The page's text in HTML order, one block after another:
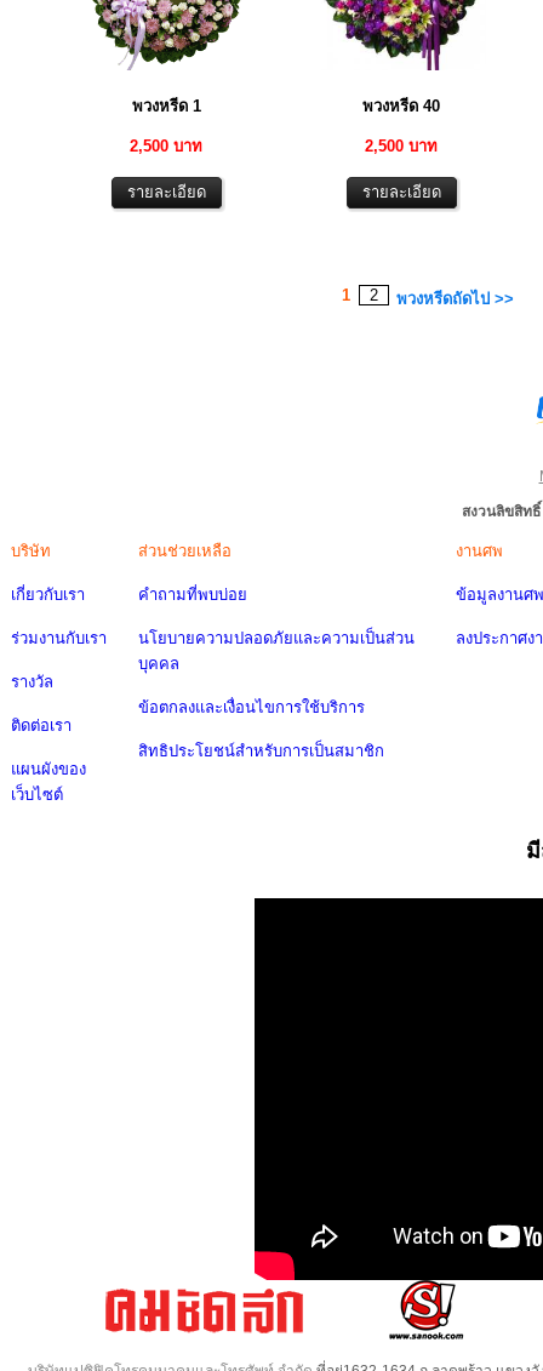
พวงหรีด 1
2,500 บาท
พวงหรีด 40
2,500 บาท
1 2 พวงหรีดถัดไป >>
สงวนลิขสิท
บริษัท
เกี่ยวกับเรา
ร่วมงานกับเรา
รางวัล
ติดต่อเรา
แผนผังของ
เว็บไซต์
ส่วนช่วยเหลือ
คำถามที่พบบ่อย
นโยบายความปลอดภัยและความเป็นส่วน
บุคคล
ข้อตกลงและเงื่อนไขการใช้บริการ
สิทธิประโยชน์สำหรับการเป็นสมาชิก
งานศพ
ข้อมูลงานศพ
ลงประกาศง